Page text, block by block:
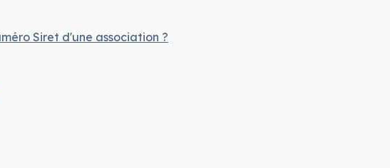
Siret d'une association ?